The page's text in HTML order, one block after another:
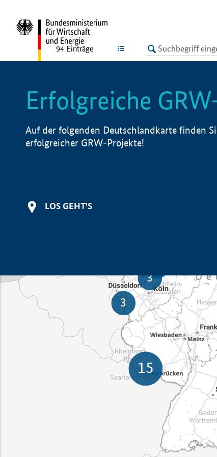
LISTE
94 Einträge
Erfolgreiche
Auf der folgenden Deutschlandkarte finden
erfolgreicher GRW-Projekte!
LOS GEHT'S